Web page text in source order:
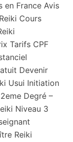
en France Avis
Cours
Tarifs CPF
Devenir
Usui Initiation
Degré –
Niveau 3
Reiki